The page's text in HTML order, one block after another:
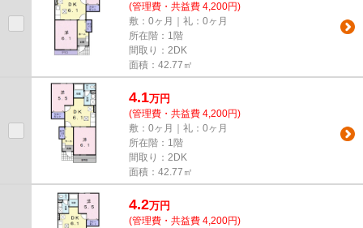
(管理費・共益費 4,200円)
敷：0ヶ月｜礼：0ヶ月
所在階：1階
間取り：2DK
面積：42.77㎡
4.1万円
(管理費・共益費 4,200円)
敷：0ヶ月｜礼：0ヶ月
所在階：1階
間取り：2DK
面積：42.77㎡
4.2万円
(管理費・共益費 4,200円)